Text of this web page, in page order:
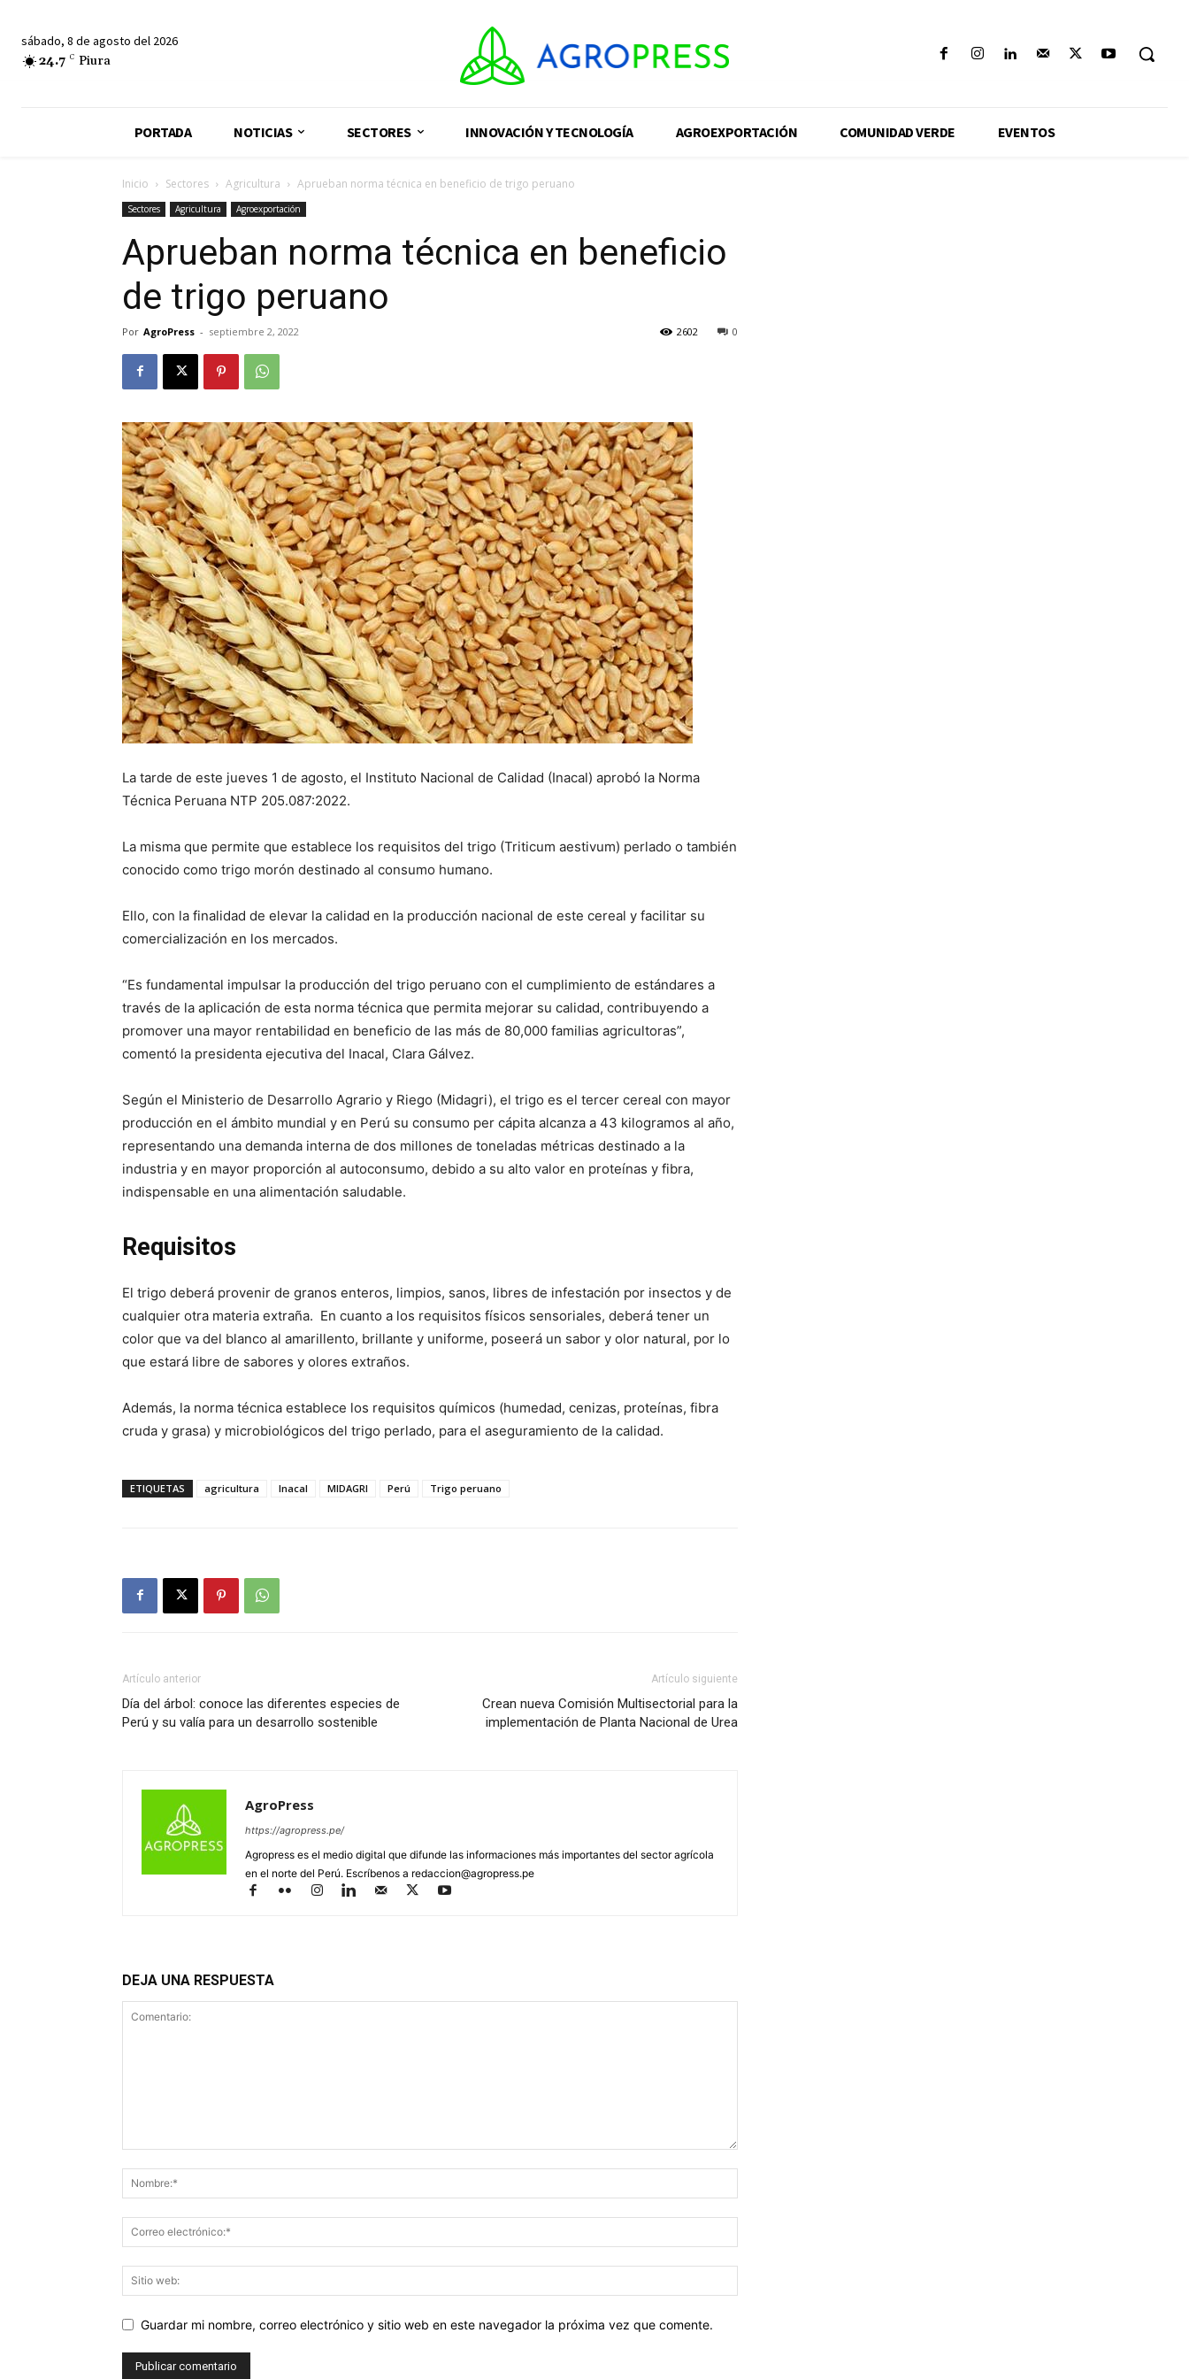
sábado, 8 de agosto del 2026
24.7 C Piura
PORTADA NOTICIAS SECTORES INNOVACIÓN Y TECNOLOGÍA AGROEXPORTACIÓN COMUNIDAD VERDE EVENTOS
Inicio Sectores Agricultura Aprueban norma técnica en beneficio de trigo peruano
Sectores Agricultura Agroexportación
Aprueban norma técnica en beneficio
de trigo peruano
Por AgroPress - septiembre 2, 2022 0
2602
La tarde de este jueves 1 de agosto, el Instituto Nacional de Calidad (Inacal) aprobó la Norma
Técnica Peruana NTP 205.087:2022.
La misma que permite que establece los requisitos del trigo (Triticum aestivum) perlado o también
conocido como trigo morón destinado al consumo humano.
Ello, con la finalidad de elevar la calidad en la producción nacional de este cereal y facilitar su
comercialización en los mercados.
“Es fundamental impulsar la producción del trigo peruano con el cumplimiento de estándares a
través de la aplicación de esta norma técnica que permita mejorar su calidad, contribuyendo a
promover una mayor rentabilidad en beneficio de las más de 80,000 familias agricultoras”,
comentó la presidenta ejecutiva del Inacal, Clara Gálvez.
Según el Ministerio de Desarrollo Agrario y Riego (Midagri), el trigo es el tercer cereal con mayor
producción en el ámbito mundial y en Perú su consumo per cápita alcanza a 43 kilogramos al año,
representando una demanda interna de dos millones de toneladas métricas destinado a la
industria y en mayor proporción al autoconsumo, debido a su alto valor en proteínas y fibra,
indispensable en una alimentación saludable.
Requisitos
El trigo deberá provenir de granos enteros, limpios, sanos, libres de infestación por insectos y de
cualquier otra materia extraña. En cuanto a los requisitos físicos sensoriales, deberá tener un
color que va del blanco al amarillento, brillante y uniforme, poseerá un sabor y olor natural, por lo
que estará libre de sabores y olores extraños.
Además, la norma técnica establece los requisitos químicos (humedad, cenizas, proteínas, fibra
cruda y grasa) y microbiológicos del trigo perlado, para el aseguramiento de la calidad.
ETIQUETAS agricultura Inacal MIDAGRI Perú Trigo peruano
Artículo anterior
Día del árbol: conoce las diferentes especies de
Perú y su valía para un desarrollo sostenible
Artículo siguiente
Crean nueva Comisión Multisectorial para la
implementación de Planta Nacional de Urea
AgroPress
https://agropress.pe/
Agropress es el medio digital que difunde las informaciones más importantes del sector agrícola
en el norte del Perú. Escríbenos a redaccion@agropress.pe
DEJA UNA RESPUESTA
Guardar mi nombre, correo electrónico y sitio web en este navegador la próxima vez que comente.